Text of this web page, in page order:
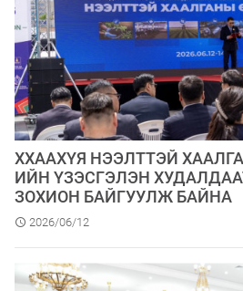
ХХААХҮЯ НЭЭЛТТЭЙ
ИЙН ҮЗЭСГЭЛЭН
ЗОХИОН БАЙГУУЛЖ БАЙНА
2026/06/12